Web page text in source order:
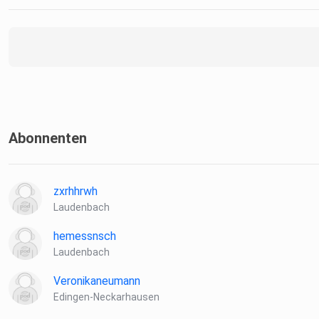
Abonnenten
zxrhhrwh
Laudenbach
hemessnsch
Laudenbach
Veronikaneumann
Edingen-Neckarhausen